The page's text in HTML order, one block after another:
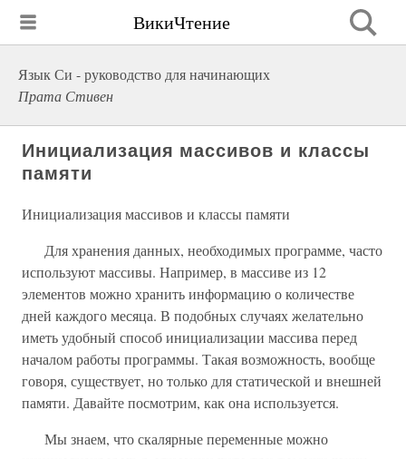
ВикиЧтение
Язык Си - руководство для начинающих
Прата Стивен
Инициализация массивов и классы
памяти
Инициализация массивов и классы памяти
Для хранения данных, необходимых программе, часто
используют массивы. Например, в массиве из 12
элементов можно хранить информацию о количестве
дней каждого месяца. В подобных случаях желательно
иметь удобный способ инициализации массива перед
началом работы программы. Такая возможность, вообще
говоря, существует, но только для статической и внешней
памяти. Давайте посмотрим, как она используется.
Мы знаем, что скалярные переменные можно